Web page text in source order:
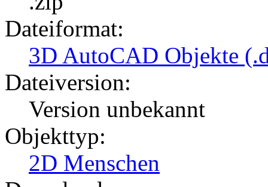
Dateiformat:
3D AutoCAD Objekte
Dateiversion:
Version unbekannt
Objekttyp:
2D Menschen